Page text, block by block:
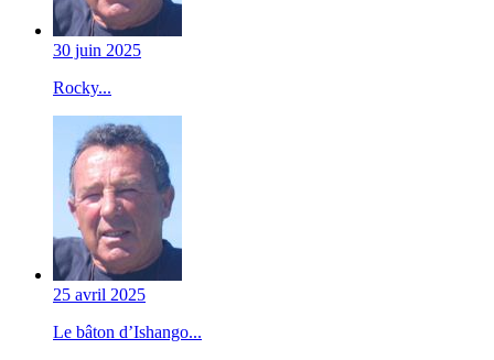
30 juin 2025
Rocky...
25 avril 2025
Le bâton d’Ishango...